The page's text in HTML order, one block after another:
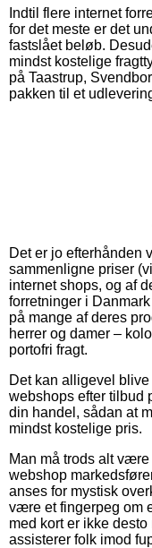
Indtil flere internet
for det meste er det
fastslået beløb.
mindst kostelige
på Taastrup,
pakken til et
Det er jo efterhånden
sammenligne priser
internet shops, og af
forretninger i
på mange af deres
herrer og damer –
portofri fragt.
Det kan alligevel
webshops efter tilbud
din handel, sådan at
mindst kostelige pris.
Man må trods alt
webshop
anses for mystisk
være et fingerpeg om
med kort er ikke
assisterer folk imod